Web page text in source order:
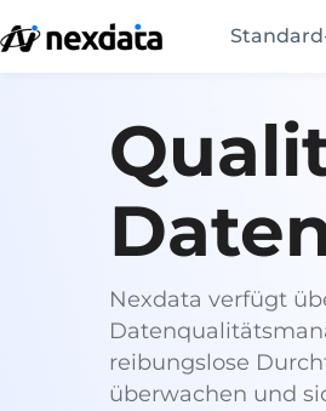
Nexdata verfügt
reibungslose
überwachen und